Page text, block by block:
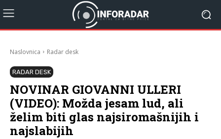
Naslovnica Radar desk
RADAR DESK
NOVINAR GIOVANNI ULLERI
(VIDEO): Možda jesam lud, ali
želim biti glas najsiromašnijih i
najslabijih